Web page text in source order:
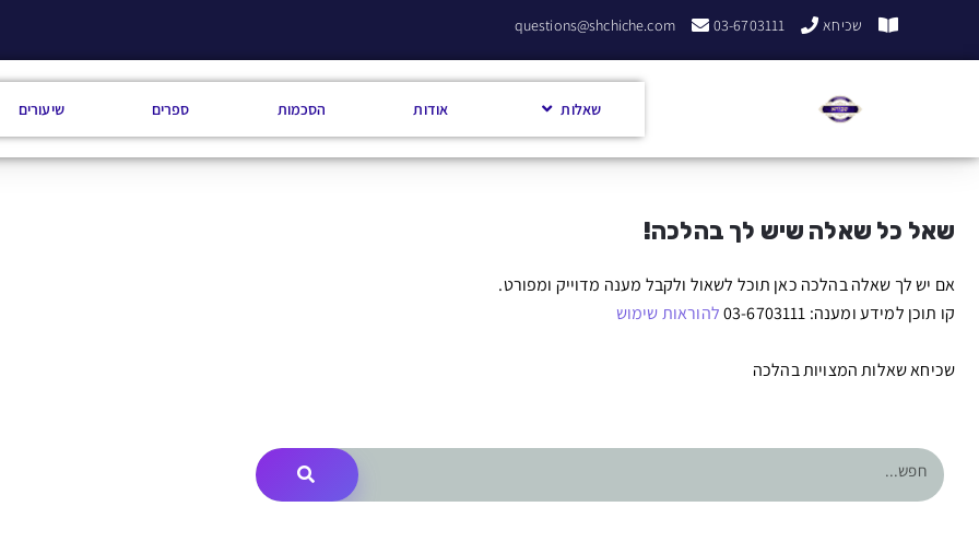
שכיחא 03-6703111
questions@shchiche.com
שאלות אודות הסכמות ספרים שיעורים
שאל כל שאלה שיש לך בהלכה!
אם יש לך שאלה בהלכה כאן תוכל לשאול ולקבל מענה מדוייק ומפורט.
קו תוכן למידע ומענה: 03-6703111
להוראות שימוש
שכיחא שאלות המצויות בהלכה